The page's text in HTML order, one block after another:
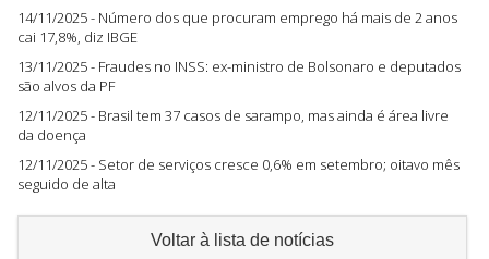
14/11/2025 - Número dos que procuram emprego há mais de 2 anos
cai 17,8%, diz IBGE
13/11/2025 - Fraudes no INSS: ex-ministro de Bolsonaro e deputados
são alvos da PF
12/11/2025 - Brasil tem 37 casos de sarampo, mas ainda é área livre
da doença
12/11/2025 - Setor de serviços cresce 0,6% em setembro; oitavo mês
seguido de alta
Voltar à lista de notícias